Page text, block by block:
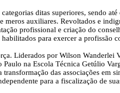
ditas superiores, sendo
auxiliares. Revoltados e
profissional e criação do
para exercer a profissão
Liderados por Wilson Wanderlei
na Escola Técnica Getúlio
das associações em
para a fiscalização de